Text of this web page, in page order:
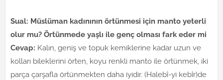
Sual: Müslüman kadınının örtünmesi için manto yeterli
olur mu? Örtünmede yaşlı ile genç olması fark eder mi
Cevap: Kalın, geniş ve topuk kemiklerine kadar uzun ve
kolları bileklerini örten, koyu renkli manto ile örtünmek, iki
parça çarşafla örtünmekten daha iyidir. (Halebî-yi kebîr)de